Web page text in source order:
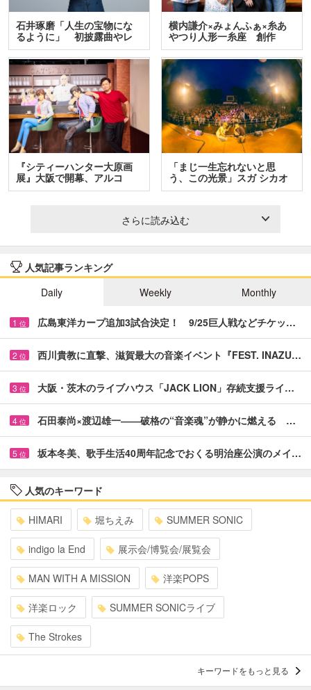
石井琢磨「人生の宝物にな
るように」 初披露曲やレ
ア…
横内謙介×みょんふぁ×糸あ
やつり人形一糸座 創作
人…
『シティーハンター大原画
展』大阪で開幕、アルコ
＆…
「まじ一生忘れないと思
う、この光景」スガ シカオ
と…
さらに読み込む
人気記事ランキング
Daily
Weekly Monthly
1 位 広島東洋カープ追加3試合決定！ 9/25巨人戦などチケッ…
2 位 西川貴教に直撃、滋賀最大の音楽イベント『FEST. INAZU…
3 位 大阪・茨木のライブハウス「JACK LION」存続支援ライ…
4 位 石田泰尚×渡辺雄一――破格の“音楽魂”が静かに燃える …
5 位 坂本冬美、歌手生活40周年記念でおくる明治座公演のメイ…
人気のキーワード
HIMARI 堀ちえみ SUMMER SONIC
indigo la End 展示会/博覧会/展覧会
MAN WITH A MISSION 洋楽POPS
洋楽ロック SUMMER SONICライブ
The Strokes
キーワードをもっと見る